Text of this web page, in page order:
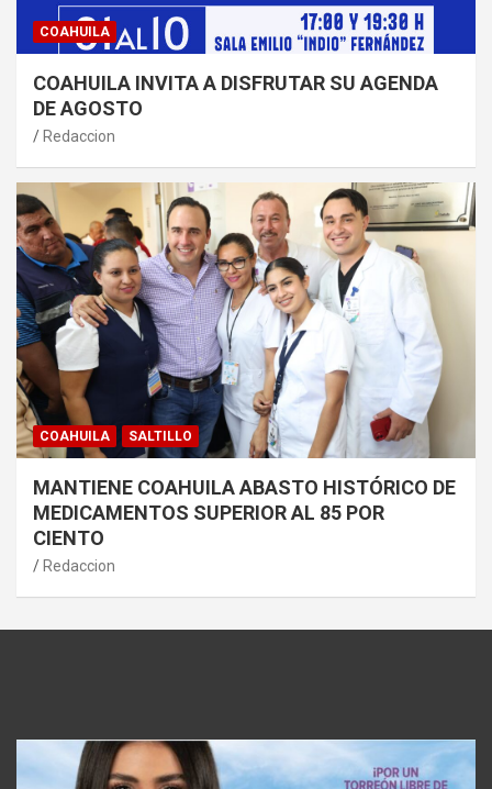
COAHUILA
COAHUILA INVITA A DISFRUTAR SU AGENDA
DE AGOSTO
Redaccion
COAHUILA SALTILLO
MANTIENE COAHUILA ABASTO HISTÓRICO DE
MEDICAMENTOS SUPERIOR AL 85 POR
CIENTO
Redaccion